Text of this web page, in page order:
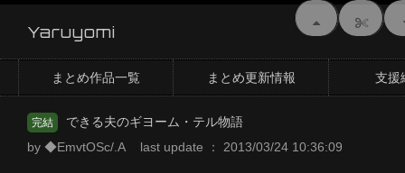
Yaruyomi
まとめ作品一覧 まとめ更新情報 支援
完結
できる夫のギヨーム・テル物語
by ◆EmvtOSc/.A last update ： 2013/03/24 10:36:09